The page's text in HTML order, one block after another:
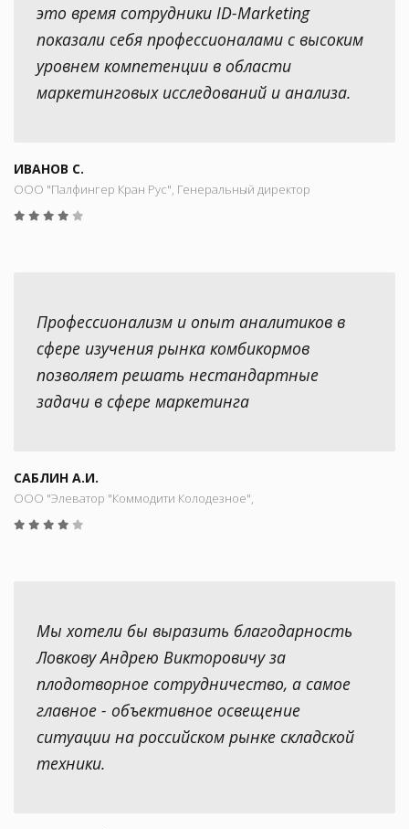
это время сотрудники ID-Marketing
показали себя профессионалами с высоким
уровнем компетенции в области
маркетинговых исследований и анализа.
ИВАНОВ С.
ООО "Палфингер Кран Рус", Генеральный директор
Профессионализм и опыт аналитиков в
сфере изучения рынка комбикормов
позволяет решать нестандартные
задачи в сфере маркетинга
САБЛИН А.И.
ООО "Элеватор "Коммодити Колодезное",
Мы хотели бы выразить благодарность
Ловкову Андрею Викторовичу за
плодотворное сотрудничество, а самое
главное - объективное освещение
ситуации на российском рынке складской
техники.